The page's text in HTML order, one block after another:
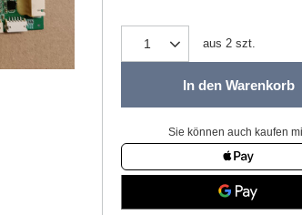
aus 2 szt.
In den Warenkorb
Sie können auch kaufen